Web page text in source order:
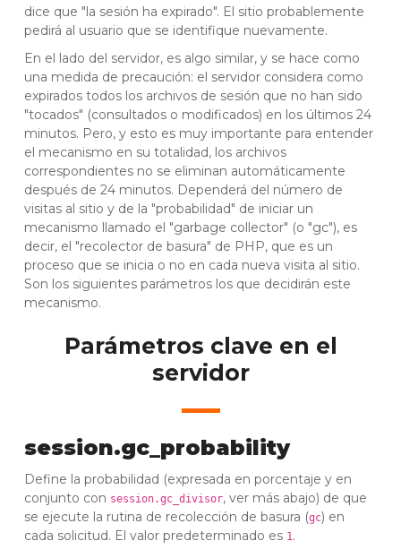
dice que "la sesión ha expirado". El sitio probablemente
pedirá al usuario que se identifique nuevamente.
En el lado del servidor, es algo similar, y se hace como
una medida de precaución: el servidor considera como
expirados todos los archivos de sesión que no han sido
"tocados" (consultados o modificados) en los últimos 24
minutos. Pero, y esto es muy importante para entender
el mecanismo en su totalidad, los archivos
correspondientes no se eliminan automáticamente
después de 24 minutos. Dependerá del número de
visitas al sitio y de la "probabilidad" de iniciar un
mecanismo llamado el "garbage collector" (o "gc"), es
decir, el "recolector de basura" de PHP, que es un
proceso que se inicia o no en cada nueva visita al sitio.
Son los siguientes parámetros los que decidirán este
mecanismo.
Parámetros clave en el
servidor
session.gc_probability
Define la probabilidad (expresada en porcentaje y en
conjunto con session.gc_divisor, ver más abajo) de que
se ejecute la rutina de recolección de basura (gc) en
cada solicitud. El valor predeterminado es 1.